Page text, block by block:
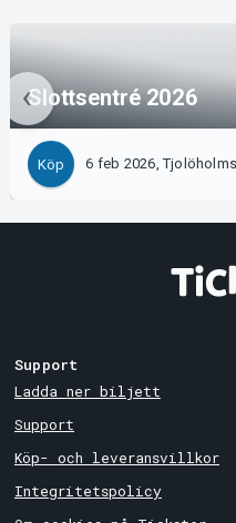
Slottsentré 2026
Köp 6 feb 2026,
Support
Ladda ner biljett
Support
Köp- och leveransvillkor
Integritetspolicy